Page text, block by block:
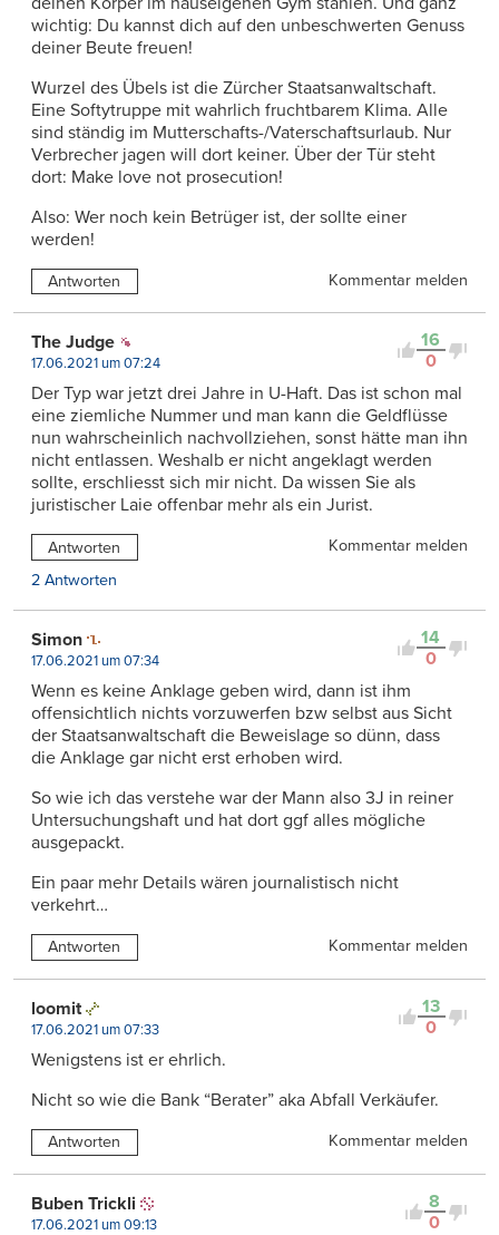
wichtig: Du kannst dich auf den unbeschwerten Genuss
deiner Beute freuen!
Wurzel des Übels ist die Zürcher Staatsanwaltschaft.
Eine Softytruppe mit wahrlich fruchtbarem Klima. Alle
sind ständig im Mutterschafts-/Vaterschaftsurlaub. Nur
Verbrecher jagen will dort keiner. Über der Tür steht
dort: Make love not prosecution!
Also: Wer noch kein Betrüger ist, der sollte einer
werden!
Antworten Kommentar melden
16
0
The Judge
17.06.2021 um 07:24
Der Typ war jetzt drei Jahre in U-Haft. Das ist schon mal
eine ziemliche Nummer und man kann die Geldflüsse
nun wahrscheinlich nachvollziehen, sonst hätte man ihn
nicht entlassen. Weshalb er nicht angeklagt werden
sollte, erschliesst sich mir nicht. Da wissen Sie als
juristischer Laie offenbar mehr als ein Jurist.
Antworten
Kommentar melden
2 Antworten
14
0
Simon
17.06.2021 um 07:34
Wenn es keine Anklage geben wird, dann ist ihm
offensichtlich nichts vorzuwerfen bzw selbst aus Sicht
der Staatsanwaltschaft die Beweislage so dünn, dass
die Anklage gar nicht erst erhoben wird.
So wie ich das verstehe war der Mann also 3J in reiner
Untersuchungshaft und hat dort ggf alles mögliche
ausgepackt.
Ein paar mehr Details wären journalistisch nicht
verkehrt…
Antworten Kommentar melden
13
0
loomit
17.06.2021 um 07:33
Wenigstens ist er ehrlich.
Nicht so wie die Bank “Berater” aka Abfall Verkäufer.
Antworten Kommentar melden
8
0
Buben Trickli
17.06.2021 um 09:13